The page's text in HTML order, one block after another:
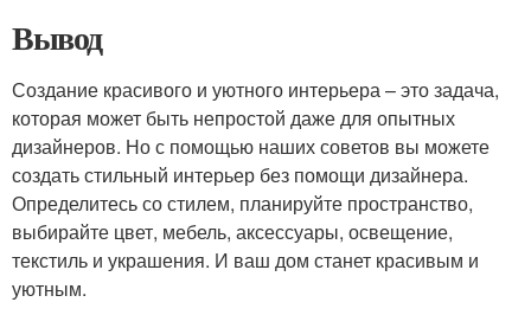
Вывод
Создание красивого и уютного интерьера – это задача,
которая может быть непростой даже для опытных
дизайнеров. Но с помощью наших советов вы можете
создать стильный интерьер без помощи дизайнера.
Определитесь со стилем, планируйте пространство,
выбирайте цвет, мебель, аксессуары, освещение,
текстиль и украшения. И ваш дом станет красивым и
уютным.